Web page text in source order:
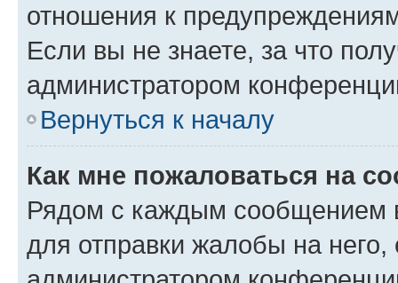
отношения к
Если вы не знаете, за что
администратором
Вернуться к началу
Как мне пожаловаться на
Рядом с каждым сообщением
для отправки жалобы на